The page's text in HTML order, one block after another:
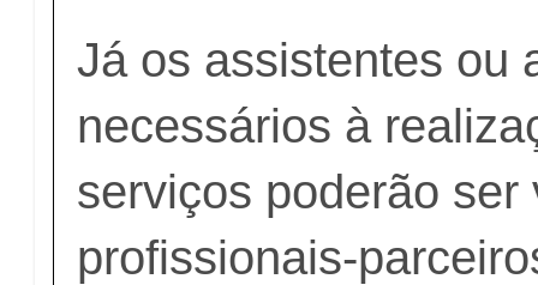
Já os assistentes ou
necessários à
serviços poderão ser
profissionais-